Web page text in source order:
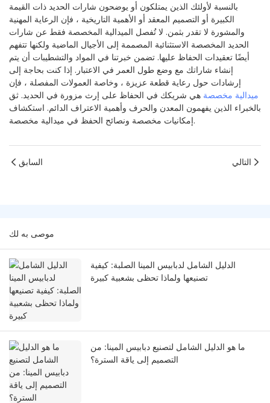
بالنسبة لأولئك الذين يمتلكون أو يوضحون شارات الحديد ذات القيمة
الكبيرة أو التصميم المعقد أو الأهمية التاريخية ، فإن الرعاية المهنية
والمشورة لا تقدر بثمن. لا تُفصل الميدالية المخصصة فقط عن شارات
الحديد المخصصة الاستثنائية المصممة إلى الأجيال الماضية ولكنها تتفهم
أيضًا تعقيدات الحفاظ عليها. تضمن خبرتنا في المواد والتشطيبات أن يتم
إنشاء شاراتك مع وضع طول العمر في الاعتبار. إذا كنت بحاجة إلى
إرشادات حول رعاية قطعة عزيزة ، وخاصة العمولات المفصلة ، فإن
ميدالية مخصصة هي شريكك في الحفاظ على إرث مزورة في الحديد. ثق
بالخبراء الذين يفهمون المعدن والحرف وأهمية الاعتراف الدائم. استكشاف
إمكانيات مخصصة ونصائح الحفظ في ميدالية مخصصة.
السابق التالي
موصى به لك
الدليل الشامل لدبابيس المينا الصلبة: كيفية
تصنيعها ولماذا تحظى بشعبية كبيرة
ما هو الدليل الشامل لتصنيع دبابيس المينا: من
التصميم إلى ياقة السترة؟